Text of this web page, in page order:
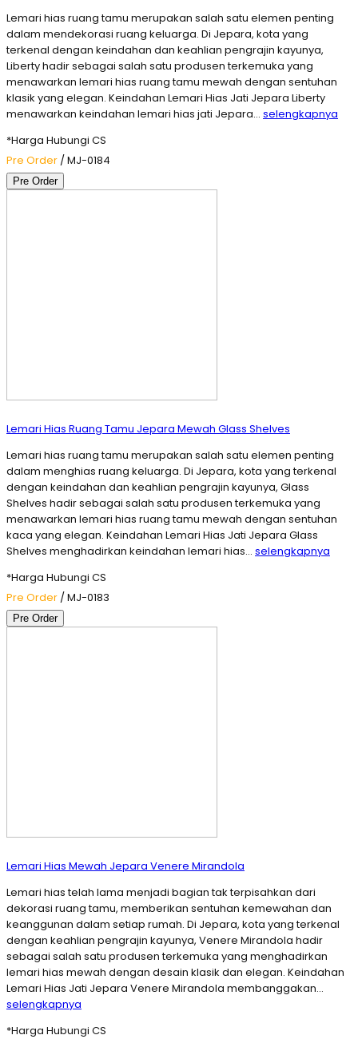
Lemari hias ruang tamu merupakan salah satu elemen penting
dalam mendekorasi ruang keluarga. Di Jepara, kota yang
terkenal dengan keindahan dan keahlian pengrajin kayunya,
Liberty hadir sebagai salah satu produsen terkemuka yang
menawarkan lemari hias ruang tamu mewah dengan sentuhan
klasik yang elegan. Keindahan Lemari Hias Jati Jepara Liberty
menawarkan keindahan lemari hias jati Jepara… selengkapnya
*Harga Hubungi CS
Pre Order / MJ-0184
Pre Order
Lemari Hias Ruang Tamu Jepara Mewah Glass Shelves
Lemari hias ruang tamu merupakan salah satu elemen penting
dalam menghias ruang keluarga. Di Jepara, kota yang terkenal
dengan keindahan dan keahlian pengrajin kayunya, Glass
Shelves hadir sebagai salah satu produsen terkemuka yang
menawarkan lemari hias ruang tamu mewah dengan sentuhan
kaca yang elegan. Keindahan Lemari Hias Jati Jepara Glass
Shelves menghadirkan keindahan lemari hias… selengkapnya
*Harga Hubungi CS
Pre Order / MJ-0183
Pre Order
Lemari Hias Mewah Jepara Venere Mirandola
Lemari hias telah lama menjadi bagian tak terpisahkan dari
dekorasi ruang tamu, memberikan sentuhan kemewahan dan
keanggunan dalam setiap rumah. Di Jepara, kota yang terkenal
dengan keahlian pengrajin kayunya, Venere Mirandola hadir
sebagai salah satu produsen terkemuka yang menghadirkan
lemari hias mewah dengan desain klasik dan elegan. Keindahan
Lemari Hias Jati Jepara Venere Mirandola membanggakan…
selengkapnya
*Harga Hubungi CS